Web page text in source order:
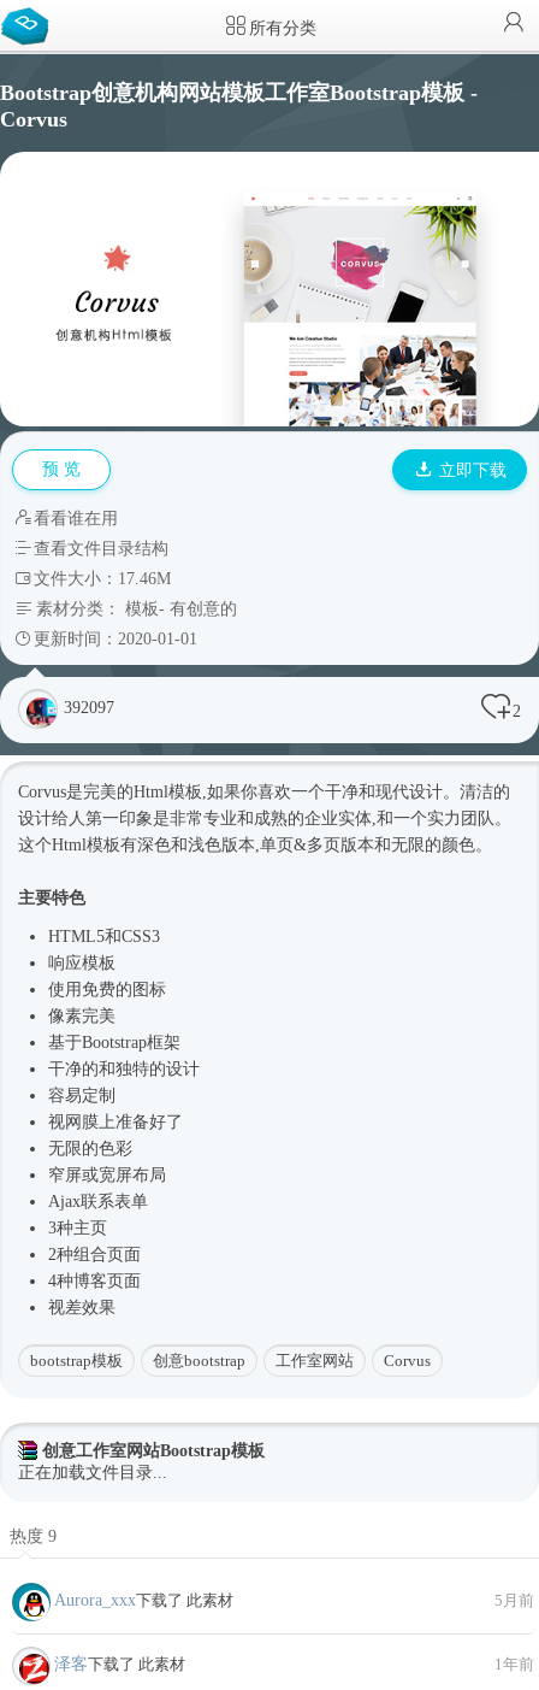
所有分类
Bootstrap创意机构网站模板工作室Bootstrap模板 -
Corvus
预 览 立即下载
看看谁在用
查看文件目录结构
文件大小：17.46M
素材分类： 模板- 有创意的
更新时间：2020-01-01
392097 2
Corvus是完美的Html模板 ,如果你喜欢一个干净和现代设计。清洁的
设计给人第一印象是非常专业和成熟的企业实体,和一个实力团队。
这个Html模板有深色和浅色版本,单页&多页版本和无限的颜色。
主要特色
HTML5和CSS3
响应模板
使用免费的图标
像素完美
基于Bootstrap框架
干净的和独特的设计
容易定制
视网膜上准备好了
无限的色彩
窄屏或宽屏布局
Ajax联系表单
3种主页
2种组合页面
4种博客页面
视差效果
bootstrap模板 创意bootstrap 工作室网站 Corvus
创意工作室网站Bootstrap模板
正在加载文件目录...
热度 9
Aurora_xxx下载了 此素材 5月前
泽客下载了 此素材 1年前